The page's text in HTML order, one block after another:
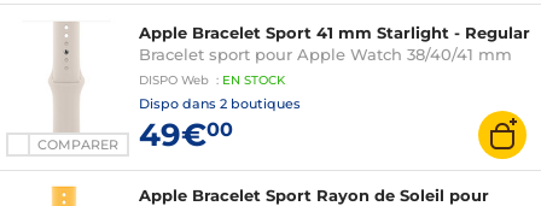
COMPARER
Apple Bracelet Sport 41 mm Starlight - Regular
Bracelet sport pour Apple Watch 38/40/41 mm
DISPO Web : EN STOCK
Dispo dans 2 boutiques
49€00
Apple Bracelet Sport Rayon de Soleil pour